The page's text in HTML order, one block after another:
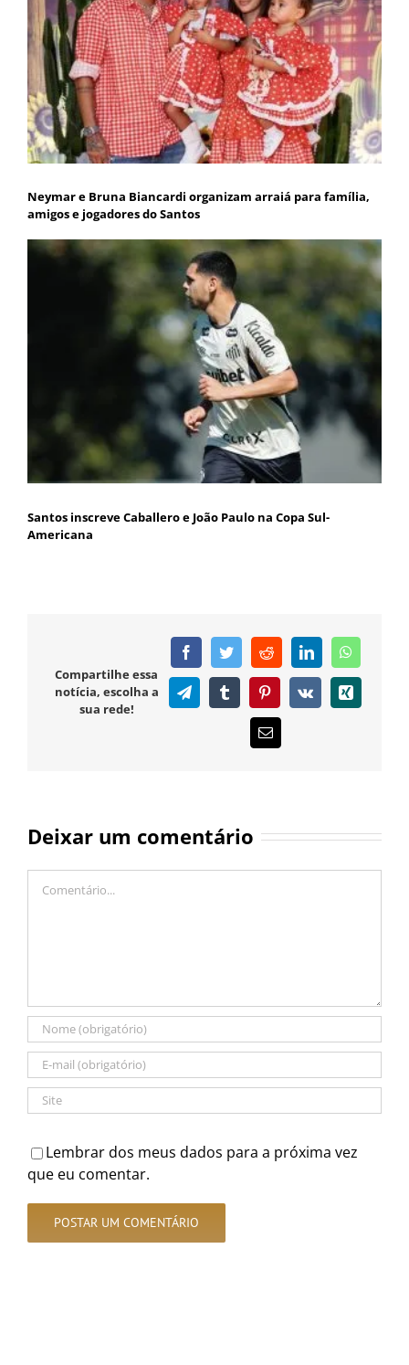
Neymar e Bruna Biancardi organizam arraiá para família,
amigos e jogadores do Santos
Santos inscreve Caballero e João Paulo na Copa Sul-
Americana
Compartilhe essa
notícia, escolha a
sua rede!
FacebookTwitterRedditLinkedIn
TelegramTumblr PinterestVk Xing
E-
mail
Deixar um comentário
Lembrar dos meus dados para a próxima vez
que eu comentar.